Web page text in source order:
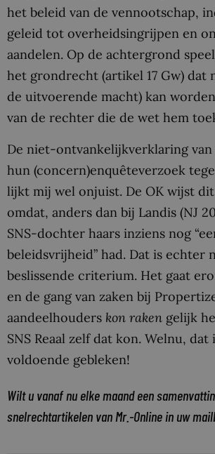
het beleid van de vennootschap,
geleid tot overheidsingrijpen en
aandelen. Op de achtergrond
het grondrecht (artikel 17 Gw) dat
de uitvoerende macht) kan
van de rechter die de wet hem
De niet-ontvankelijkverklaring van
hun (concern)enquêteverzoek
lijkt mij wel onjuist. De OK wijst
omdat, anders dan bij Landis (NJ
SNS-dochter haars inziens nog
beleidsvrijheid” had. Dat is echter
beslissende criterium. Het gaat
en de gang van zaken bij
aandeelhouders kon raken gelijk
SNS Reaal zelf dat kon. Welnu, dat
voldoende gebleken!
Wilt u vanaf nu elke maand een
snelrechtartikelen van Mr.-Online in uw